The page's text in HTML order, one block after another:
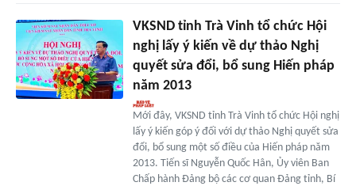
VKSND tỉnh Trà Vinh tổ chức Hội
nghị lấy ý kiến về dự thảo Nghị
quyết sửa đổi, bổ sung Hiến pháp
năm 2013
Mới đây, VKSND tỉnh Trà Vinh tổ chức Hội nghị
lấy ý kiến góp ý đối với dự thảo Nghị quyết sửa
đổi, bổ sung một số điều của Hiến pháp năm
2013. Tiến sĩ Nguyễn Quốc Hân, Ủy viên Ban
Chấp hành Đảng bộ các cơ quan Đảng tỉnh, Bí